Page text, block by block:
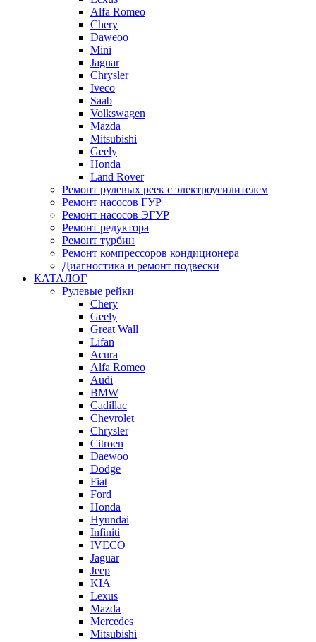
Alfa Romeo
Chery
Daweoo
Mini
Jaguar
Chrysler
Iveco
Saab
Volkswagen
Mazda
Mitsubishi
Geely
Honda
Land Rover
Ремонт рулевых реек с электроусилителем
Ремонт насосов ГУР
Ремонт насосов ЭГУР
Ремонт редуктора
Ремонт турбин
Ремонт компрессоров кондиционера
Диагностика и ремонт подвески
КАТАЛОГ
Рулевые рейки
Chery
Geely
Great Wall
Lifan
Acura
Alfa Romeo
Audi
BMW
Cadillac
Chevrolet
Chrysler
Citroen
Daewoo
Dodge
Fiat
Ford
Honda
Hyundai
Infiniti
IVECO
Jaguar
Jeep
KIA
Lexus
Mazda
Mercedes
Mitsubishi